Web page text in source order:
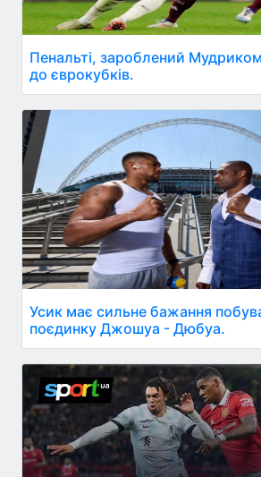
Пенальті, зароблений
до єврокубків.
Усик має сильне бажання
поєдинку Джошуа - Дюбуа.